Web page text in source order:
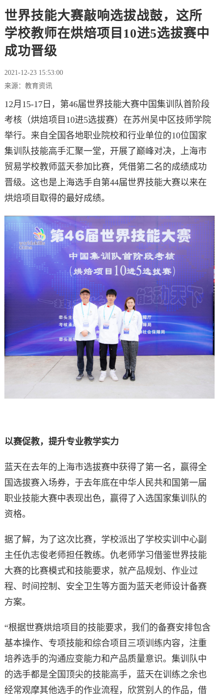
世界技能大赛敲响选拔战鼓，这所
学校教师在烘焙项目10进5选拔赛中
成功晋级
2021-12-23 15:53:00
来源：教育资讯
12月15-17日，第46届世界技能大赛中国集训队首阶段
考核（烘焙项目10进5选拔赛）在苏州吴中区技师学院
举行。来自全国各地职业院校和行业单位的10位国家
集训队技能高手汇聚一堂，开展了巅峰对决，上海市
贸易学校教师蓝天参加比赛，凭借第二名的成绩成功
晋级。这也是上海选手自第44届世界技能大赛以来在
烘焙项目取得的最好成绩。
以赛促教，提升专业教学实力
蓝天在去年的上海市选拔赛中获得了第一名，赢得全
国选拔赛入场券，于去年底在中华人民共和国第一届
职业技能大赛中表现出色，赢得了入选国家集训队的
资格。
据了解，为了这次比赛，学校派出了学校实训中心副
主任仇志俊老师担任教练。仇老师学习借鉴世界技能
大赛的比赛模式和技能要求，就产品规划、作业过
程、时间控制、安全卫生等方面为蓝天老师设计备赛
方案。
“根据世赛烘焙项目的技能要求，我们的备赛安排包含
基本操作、专项技能和综合项目三项训练内容，注重
培养选手的沟通应变能力和产品质量意识。集训队中
的选手都是全国顶尖的技能高手，蓝天在训练之余也
经常观摩其他选手的作业流程，欣赏别人的作品，借